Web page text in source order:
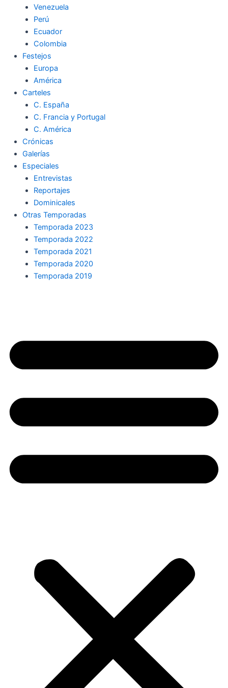
k
Venezuela
Perú
Ecuador
Colombia
Festejos
Europa
América
Carteles
C. España
C. Francia y Portugal
C. América
Crónicas
Galerías
Especiales
Entrevistas
Reportajes
Dominicales
Otras Temporadas
Temporada 2023
Temporada 2022
Temporada 2021
Temporada 2020
Temporada 2019